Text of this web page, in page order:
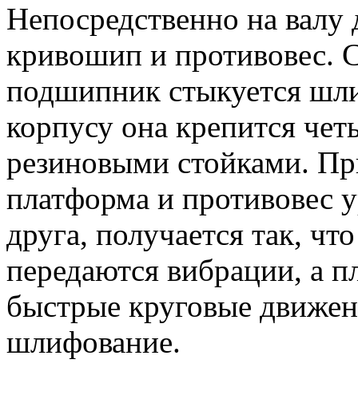
Непосредственно на валу
кривошип и противовес.
подшипник стыкуется
корпусу она крепится
резиновыми стойками.
платформа и противовес
друга, получается так,
передаются вибрации, а
быстрые круговые
шлифование.